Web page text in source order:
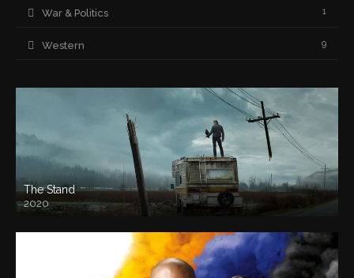
War & Politics 1
Western 9
The Stand
2020